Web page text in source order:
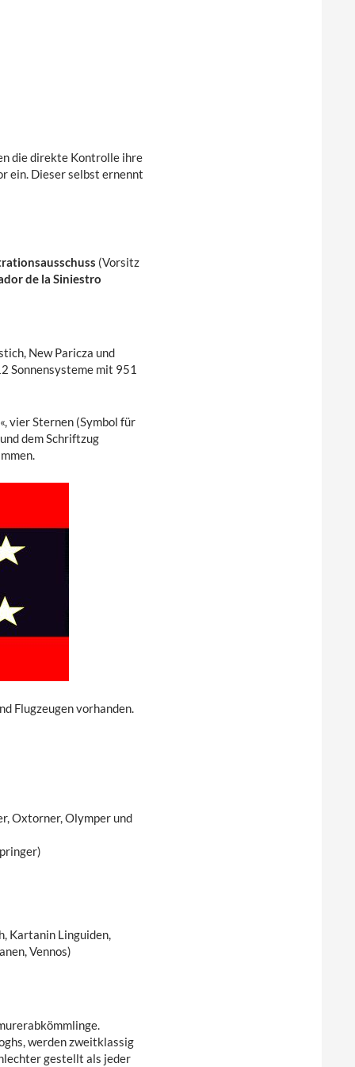
die direkte Kontrolle ihre
ein. Dieser selbst ernennt
(Vorsitz
de la Siniestro
New Paricza und
Sonnensysteme mit 951
vier Sternen (Symbol für
dem Schriftzug
Flugzeugen vorhanden.
Oxtorner, Olymper und
Kartanin Linguiden,
Vennos)
werden zweitklassig
gestellt als jeder